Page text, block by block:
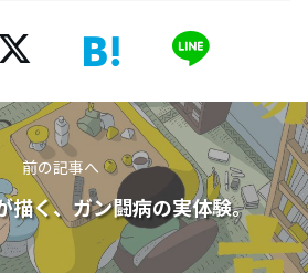
前の記事へ
描く、ガン闘病の実体験。